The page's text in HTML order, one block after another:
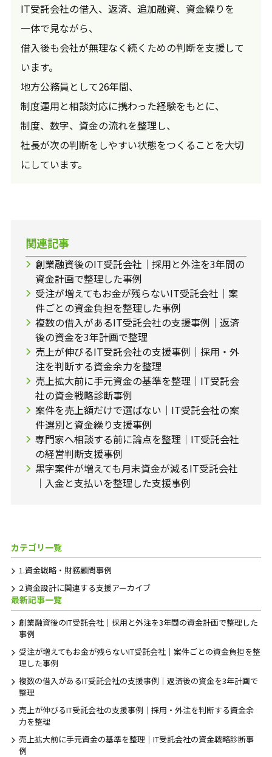
IT受託会社の借入、返済、追加融資、資金繰りを
一体で見ながら、
借入後も会社が無理なく続くための判断を支援して
います。
地方公務員として26年間、
制度運用と相談対応に携わった経験をもとに、
制度、数字、資金の流れを整理し、
社長が次の判断をしやすい状態をつくることを大切
にしています。
関連記事
創業融資後のIT受託会社｜採用と外注を3年間の
資金計画で整理した事例
受注が増えてもお金が残らないIT受託会社｜案
件ごとの資金負担を整理した事例
複数の借入があるIT受託会社の支援事例｜返済
後の資金を3年計画で整理
売上が伸びるIT受託会社の支援事例｜採用・外
注を判断する資金余力を整理
売上拡大前に手元資金の基準を整理｜IT受託会
社の資金戦略診断事例
案件を売上額だけで選ばない｜IT受託会社の案
件選別と資金繰り支援事例
専門家へ相談する前に論点を整理｜IT受託会社
の経営判断支援事例
黒字案件が増えても月末資金が減るIT受託会社
｜入金と支払いを整理した支援事例
カテゴリ一覧
1.資金戦略・財務顧問事例
2.資金設計に関連する支援アーカイブ
最新記事一覧
創業融資後のIT受託会社｜採用と外注を3年間の資金計画で整理した
事例
受注が増えてもお金が残らないIT受託会社｜案件ごとの資金負担を整
理した事例
複数の借入があるIT受託会社の支援事例｜返済後の資金を3年計画で
整理
売上が伸びるIT受託会社の支援事例｜採用・外注を判断する資金余
力を整理
売上拡大前に手元資金の基準を整理｜IT受託会社の資金戦略診断事
例